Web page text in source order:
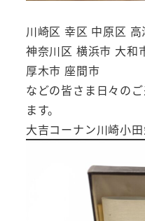
川崎区 幸区 中原区
神奈川区 横浜市 大和
厚木市 座間市
などの皆さま日々の
ます。
大吉コーナン川崎小田